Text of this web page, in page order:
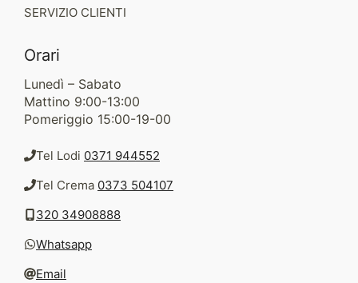
SERVIZIO CLIENTI
Orari
Lunedì – Sabato
Mattino 9:00-13:00
Pomeriggio 15:00-19-00
Tel Lodi 0371 944552
Tel Crema 0373 504107
320 34908888
Whatsapp
Email